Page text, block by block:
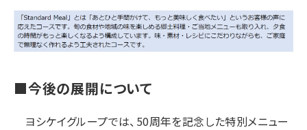
■今後の展開について
ヨシケイグループでは、50周年を記念した特別メニュー